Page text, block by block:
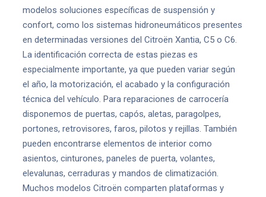
modelos soluciones específicas de suspensión y
confort, como los sistemas hidroneumáticos presentes
en determinadas versiones del Citroën Xantia, C5 o C6.
La identificación correcta de estas piezas es
especialmente importante, ya que pueden variar según
el año, la motorización, el acabado y la configuración
técnica del vehículo. Para reparaciones de carrocería
disponemos de puertas, capós, aletas, paragolpes,
portones, retrovisores, faros, pilotos y rejillas. También
pueden encontrarse elementos de interior como
asientos, cinturones, paneles de puerta, volantes,
elevalunas, cerraduras y mandos de climatización.
Muchos modelos Citroën comparten plataformas y